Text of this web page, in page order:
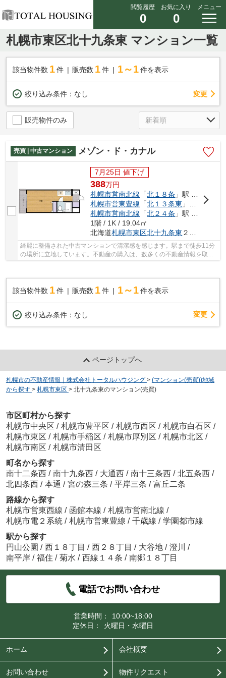
閲覧履歴
0
お気に入り
0
メニュー
札幌市東区北十九条東 マンション一覧
該当物件数 1件 販売数 1 件 1～1 件を表示
絞り込み条件： なし 変更
販売物件のみ
売買 | 中古マンション メゾン・ド・カナル
7月25日 値下げ
388万円
札幌市営南北線 「北１８条 」駅 徒歩11分
札幌市営東豊線 「北１３条東 」駅 徒歩12分
札幌市営南北線 「北２４条 」駅 徒歩17分
1階 / 1K / 19.04㎡
北海道札幌市東区北十九条東 ２丁目1-12
綺麗に整備された中古マンションで清潔感を感じます。駅まで徒歩11分
の場所に立地しています。不動産の購入は、数多くの不動産情報を取り
該当物件数 1件 販売数 1 件 1～1 件を表示
絞り込み条件： なし 変更
ページトップへ
札幌市の不動産情報｜株式会社トータルハウジング > (マンション(売買))地域
から探す > 札幌市東区 > 北十九条東のマンション(売買)
市区町村から探す
札幌市中央区 / 札幌市豊平区 / 札幌市西区 / 札幌市白石区 /
札幌市東区 / 札幌市手稲区 / 札幌市厚別区 / 札幌市北区 /
札幌市南区 / 札幌市清田区
町名から探す
南十二条西 / 南十九条西 / 大通西 / 南十三条西 / 北五条西 /
北四条西 / 本通 / 宮の森三条 / 平岸三条 / 富丘二条
路線から探す
札幌市営東西線 / 函館本線 / 札幌市営南北線 /
札幌市電２系統 / 札幌市営東豊線 / 千歳線 / 学園都市線
駅から探す
円山公園 / 西１８丁目 / 西２８丁目 / 大谷地 / 澄川
/
南平岸 / 福住 / 菊水 / 西線１４条 / 南郷１８丁目
電話でお問い合わせ
営業時間：
10:00~18:00
定休日：
火曜日・水曜日
ホーム 会社概要
お問い合わせ 物件リクエスト